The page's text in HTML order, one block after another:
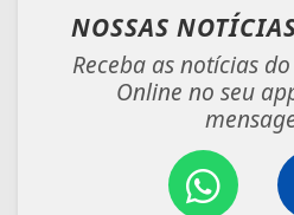
NOSSAS
Receba as notícias
Online no seu